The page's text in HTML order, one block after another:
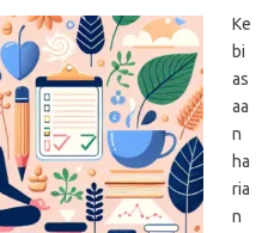
Ke
bi
as
aa
n
ha
ria
n